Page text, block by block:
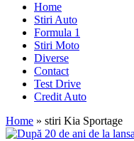
Home
Stiri Auto
Formula 1
Stiri Moto
Diverse
Contact
Test Drive
Credit Auto
Home » stiri Kia Sportage